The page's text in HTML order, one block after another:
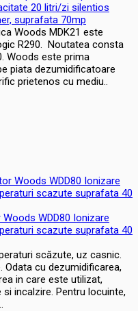
20 litri/zi silentios
suprafata 70mp
Woods MDK21 este
R290. Noutatea consta
Woods este prima
piata dezumidificatoare
prietenos cu mediu..
WDD80 Ionizare
scazute suprafata 40
scăzute, uz casnic.
Odata cu dezumidificarea,
in care este utilizat,
incalzire. Pentru locuinte,